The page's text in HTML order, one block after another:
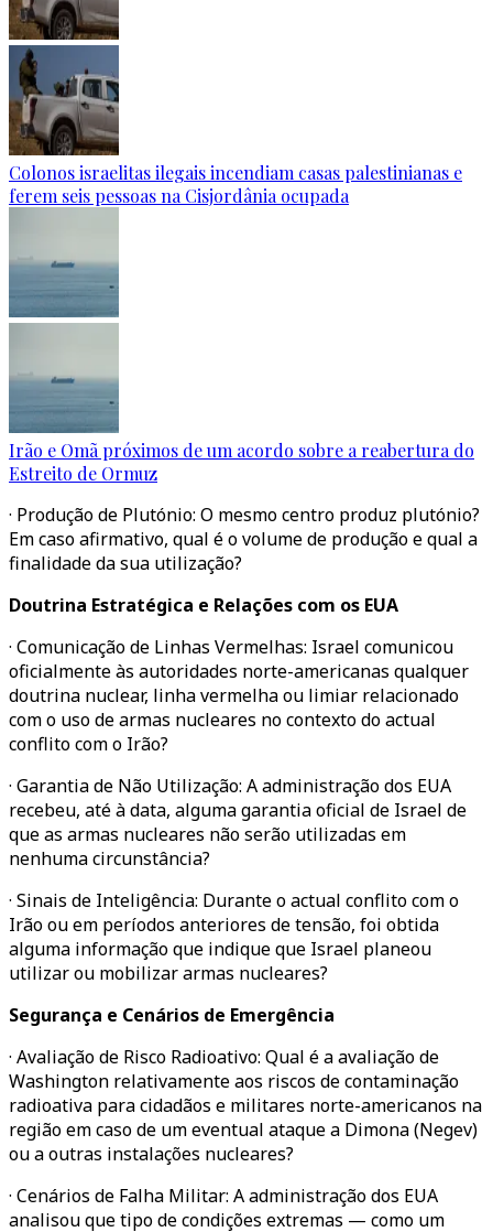
Colonos israelitas ilegais incendiam casas palestinianas e
ferem seis pessoas na Cisjordânia ocupada
Irão e Omã próximos de um acordo sobre a reabertura do
Estreito de Ormuz
· Produção de Plutónio: O mesmo centro produz plutónio?
Em caso afirmativo, qual é o volume de produção e qual a
finalidade da sua utilização?
Doutrina Estratégica e Relações com os EUA
· Comunicação de Linhas Vermelhas: Israel comunicou
oficialmente às autoridades norte-americanas qualquer
doutrina nuclear, linha vermelha ou limiar relacionado
com o uso de armas nucleares no contexto do actual
conflito com o Irão?
· Garantia de Não Utilização: A administração dos EUA
recebeu, até à data, alguma garantia oficial de Israel de
que as armas nucleares não serão utilizadas em
nenhuma circunstância?
· Sinais de Inteligência: Durante o actual conflito com o
Irão ou em períodos anteriores de tensão, foi obtida
alguma informação que indique que Israel planeou
utilizar ou mobilizar armas nucleares?
Segurança e Cenários de Emergência
· Avaliação de Risco Radioativo: Qual é a avaliação de
Washington relativamente aos riscos de contaminação
radioativa para cidadãos e militares norte-americanos na
região em caso de um eventual ataque a Dimona (Negev)
ou a outras instalações nucleares?
· Cenários de Falha Militar: A administração dos EUA
analisou que tipo de condições extremas — como um